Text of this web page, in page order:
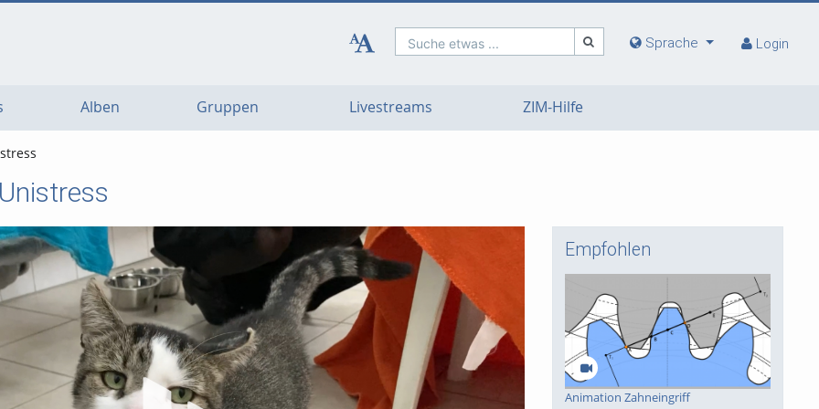
Suche etwas ... Sprache Login
Alben Gruppen Livestreams ZIM-Hilfe
Empfohlen
Animation Zahneingriff